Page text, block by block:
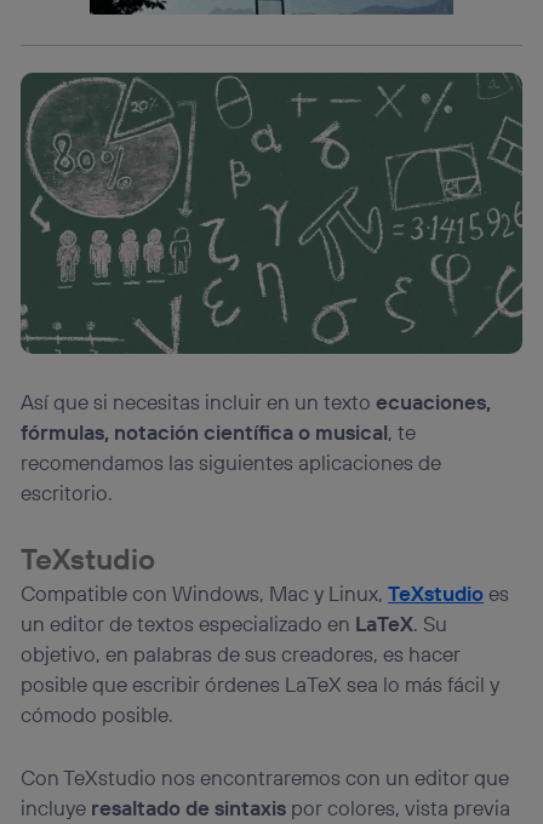
Así que si necesitas incluir en un textoecuaciones,
fórmulas, notación científica o musical, te
recomendamos las siguientes aplicaciones de
escritorio.
TeXstudio
Compatible con Windows, Mac y Linux,TeXstudioes
un editor de textos especializado en LaTeX. Su
objetivo, en palabras de sus creadores, es hacer
posible que escribir órdenes LaTeX sea lo más fácil y
cómodo posible.
Con TeXstudio nos encontraremos con un editor que
incluye resaltado de sintaxis por colores, vista previa
(p. ej., número de teléfono móvil).
Este identificador se asigna a la conexión de internet, por
lo que cualquier persona que conecte su dispositivo y
consienta el uso de la tecnología recibirá el mismo
identificador. Típicamente:
Si utilizas unaconexión de banda ancha
(p. ej., Wi-Fi),
el marketing o análisis se realizará en función de las
actividades de navegación de los miembros del hogar
que hayan dado su consentimiento.
Si utilizasdatos móviles
, el marketing será más
personalizado, ya que se basará únicamente en la
navegación del usuario del móvil.
Puedes gestionar los consentimientos Utiq seleccionando
“Administrar Utiq” en la parte inferior de esta página web o
(“consenthub”). Para más información, consulta
política de privacidad de Utiq